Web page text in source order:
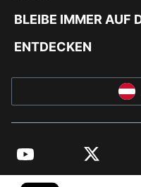
BLEIBE IMMER AUF
ENTDECKEN
YouTube Twitter